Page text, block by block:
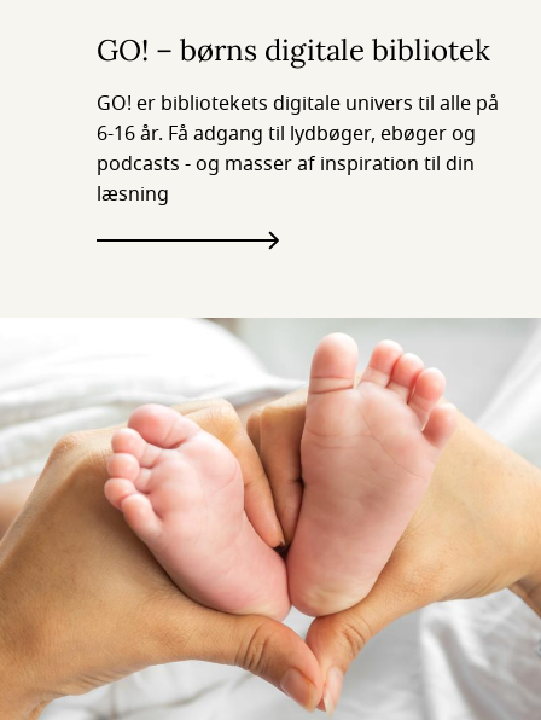
GO! – børns digitale bibliotek
GO! er bibliotekets digitale univers til alle på
6-16 år. Få adgang til lydbøger, ebøger og
podcasts - og masser af inspiration til din
læsning